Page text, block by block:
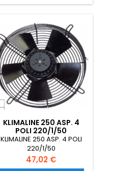
KLIMALINE 250 ASP. 4
POLI 220/1/50
KLIMALINE 250 ASP. 4 POLI
220/1/50
Prezzo
47,02 €